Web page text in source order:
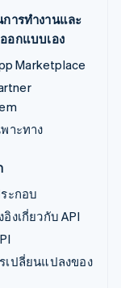
ารทำงานและ
อกแบบเอง
Marketplace
าะทาง
ะกอบ
งเกี่ยวกับ API
เปลี่ยนแปลงของ